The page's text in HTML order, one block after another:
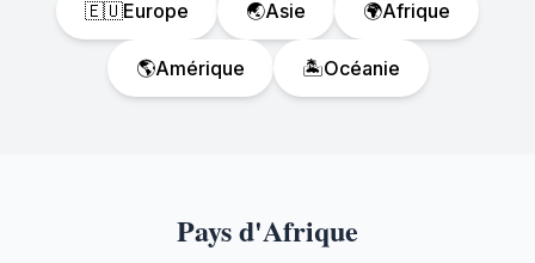
🇪🇺Europe 🌏Asie 🌍Afrique
🌎Amérique 🏝️Océanie
Pays d'Afrique